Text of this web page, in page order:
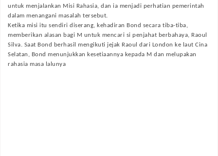
untuk menjalankan Misi Rahasia, dan ia menjadi perhatian pemerintah
dalam menangani masalah tersebut.
Ketika misi itu sendiri diserang, kehadiran Bond secara tiba-tiba,
memberikan alasan bagi M untuk mencari si penjahat berbahaya, Raoul
Silva. Saat Bond berhasil mengikuti jejak Raoul dari London ke laut Cina
Selatan, Bond menunjukkan kesetiaannya kepada M dan melupakan
rahasia masa lalunya